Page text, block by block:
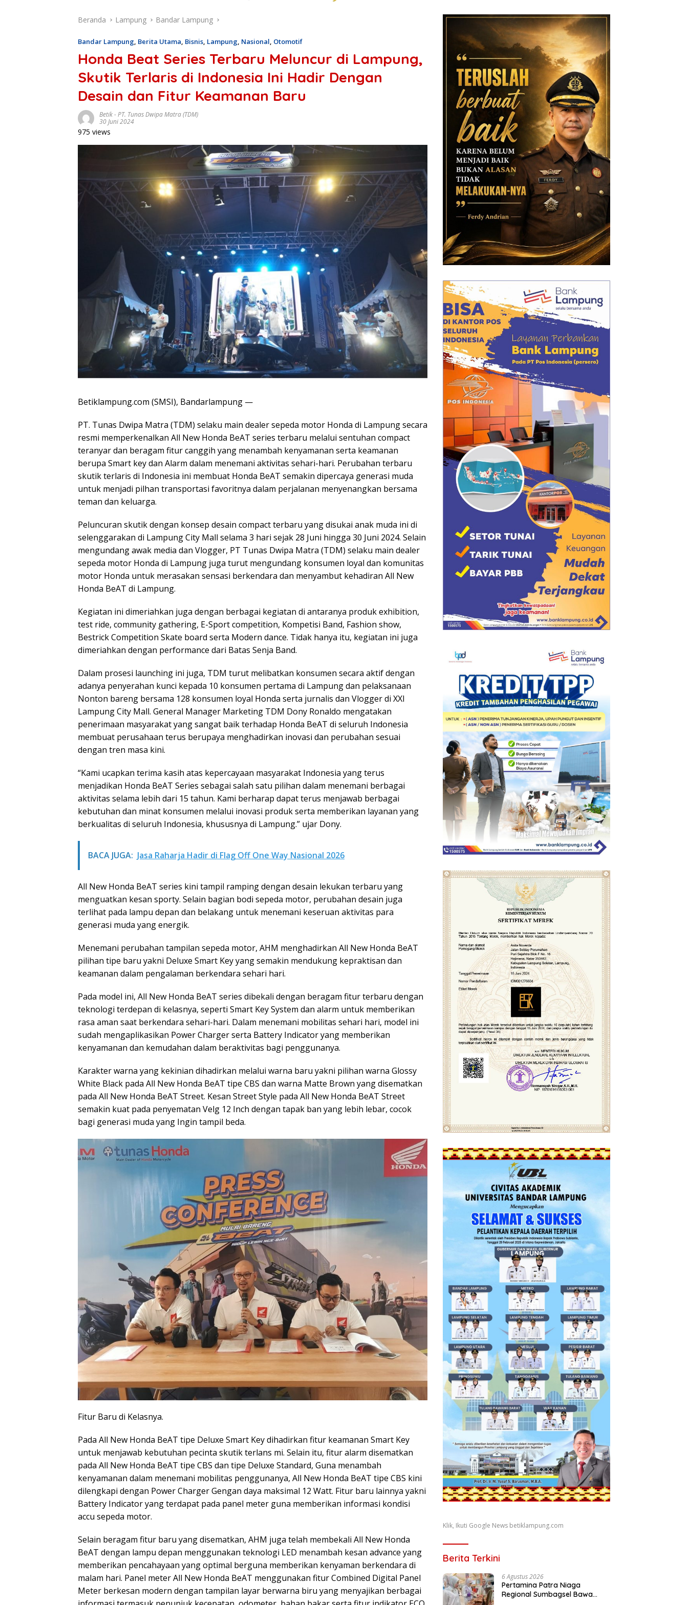
Beranda Lampung Bandar Lampung
Bandar Lampung, Berita Utama, Bisnis, Lampung, Nasional, Otomotif
Honda Beat Series Terbaru Meluncur di Lampung,
Skutik Terlaris di Indonesia Ini Hadir Dengan
Desain dan Fitur Keamanan Baru
Betik-PT. Tunas Dwipa Matra (TDM)
30 Juni 2024
975 views
Betiklampung.com (SMSI), Bandarlampung —
PT. Tunas Dwipa Matra (TDM) selaku main dealer sepeda motor Honda di Lampung secara
resmi memperkenalkan All New Honda BeAT series terbaru melalui sentuhan compact
teranyar dan beragam fitur canggih yang menambah kenyamanan serta keamanan
berupa Smart key dan Alarm dalam menemani aktivitas sehari-hari. Perubahan terbaru
skutik terlaris di Indonesia ini membuat Honda BeAT semakin dipercaya generasi muda
untuk menjadi pilhan transportasi favoritnya dalam perjalanan menyenangkan bersama
teman dan keluarga.
Peluncuran skutik dengan konsep desain compact terbaru yang disukai anak muda ini di
selenggarakan di Lampung City Mall selama 3 hari sejak 28 Juni hingga 30 Juni 2024. Selain
mengundang awak media dan Vlogger, PT Tunas Dwipa Matra (TDM) selaku main dealer
sepeda motor Honda di Lampung juga turut mengundang konsumen loyal dan komunitas
motor Honda untuk merasakan sensasi berkendara dan menyambut kehadiran All New
Honda BeAT di Lampung.
Kegiatan ini dimeriahkan juga dengan berbagai kegiatan di antaranya produk exhibition,
test ride, community gathering, E-Sport competition, Kompetisi Band, Fashion show,
Bestrick Competition Skate board serta Modern dance. Tidak hanya itu, kegiatan ini juga
dimeriahkan dengan performance dari Batas Senja Band.
Dalam prosesi launching ini juga, TDM turut melibatkan konsumen secara aktif dengan
adanya penyerahan kunci kepada 10 konsumen pertama di Lampung dan pelaksanaan
Nonton bareng bersama 128 konsumen loyal Honda serta jurnalis dan Vlogger di XXI
Lampung City Mall. General Manager Marketing TDM Dony Ronaldo mengatakan
penerimaan masyarakat yang sangat baik terhadap Honda BeAT di seluruh Indonesia
membuat perusahaan terus berupaya menghadirkan inovasi dan perubahan sesuai
dengan tren masa kini.
“Kami ucapkan terima kasih atas kepercayaan masyarakat Indonesia yang terus
menjadikan Honda BeAT Series sebagai salah satu pilihan dalam menemani berbagai
aktivitas selama lebih dari 15 tahun. Kami berharap dapat terus menjawab berbagai
kebutuhan dan minat konsumen melalui inovasi produk serta memberikan layanan yang
berkualitas di seluruh Indonesia, khususnya di Lampung.” ujar Dony.
BACA JUGA: Jasa Raharja Hadir di Flag Off One Way Nasional 2026
All New Honda BeAT series kini tampil ramping dengan desain lekukan terbaru yang
menguatkan kesan sporty. Selain bagian bodi sepeda motor, perubahan desain juga
terlihat pada lampu depan dan belakang untuk menemani keseruan aktivitas para
generasi muda yang energik.
Menemani perubahan tampilan sepeda motor, AHM menghadirkan All New Honda BeAT
pilihan tipe baru yakni Deluxe Smart Key yang semakin mendukung kepraktisan dan
keamanan dalam pengalaman berkendara sehari hari.
Pada model ini, All New Honda BeAT series dibekali dengan beragam fitur terbaru dengan
teknologi terdepan di kelasnya, seperti Smart Key System dan alarm untuk memberikan
rasa aman saat berkendara sehari-hari. Dalam menemani mobilitas sehari hari, model ini
sudah mengaplikasikan Power Charger serta Battery Indicator yang memberikan
kenyamanan dan kemudahan dalam beraktivitas bagi penggunanya.
Karakter warna yang kekinian dihadirkan melalui warna baru yakni pilihan warna Glossy
White Black pada All New Honda BeAT tipe CBS dan warna Matte Brown yang disematkan
pada All New Honda BeAT Street. Kesan Street Style pada All New Honda BeAT Street
semakin kuat pada penyematan Velg 12 Inch dengan tapak ban yang lebih lebar, cocok
bagi generasi muda yang Ingin tampil beda.
Fitur Baru di Kelasnya.
Pada All New Honda BeAT tipe Deluxe Smart Key dihadirkan fitur keamanan Smart Key
untuk menjawab kebutuhan pecinta skutik terlans mi. Selain itu, fitur alarm disematkan
pada All New Honda BeAT tipe CBS dan tipe Deluxe Standard, Guna menambah
kenyamanan dalam menemani mobilitas penggunanya, All New Honda BeAT tipe CBS kini
dilengkapi dengan Power Charger Gengan daya maksimal 12 Watt. Fitur baru lainnya yakni
Battery Indicator yang terdapat pada panel meter guna memberikan informasi kondisi
accu sepeda motor.
Selain beragam fitur baru yang disematkan, AHM juga telah membekali All New Honda
BeAT dengan lampu depan menggunakan teknologi LED menambah kesan advance yang
memberikan pencahayaan yang optimal berguna memberikan kenyaman berkendara di
malam hari. Panel meter All New Honda BeAT menggunakan fitur Combined Digital Panel
Meter berkesan modern dengan tampilan layar berwarna biru yang menyajikan berbagai
Klik, Ikuti Google News betiklampung.com
Berita Terkini
6 Agustus 2026
Pertamina Patra Niaga
Regional Sumbagsel Bawa